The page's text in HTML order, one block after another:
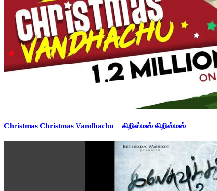
Christmas Christmas Vandhachu – கிறிஸ்மஸ் கிறிஸ்மஸ்